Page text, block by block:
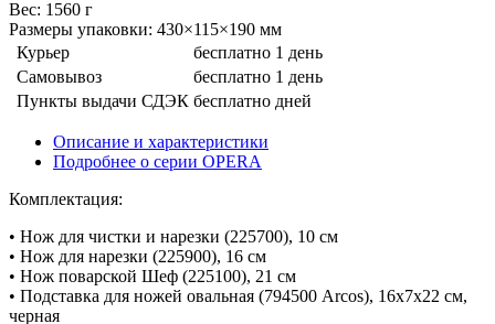
Веc: 1560 г
Размеры упаковки: 430×115×190 мм
Курьер
бесплатно 1 день
Самовывоз
бесплатно 1 день
Пункты выдачи СДЭК бесплатно дней
Описание и характеристики
Подробнее о серии OPERA
Комплектация:
• Нож для чистки и нарезки (225700), 10 см
• Нож для нарезки (225900), 16 см
• Нож поварской Шеф (225100), 21 см
• Подставка для ножей овальная (794500 Arcos), 16х7х22 см,
черная